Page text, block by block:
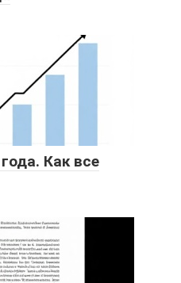
Как все